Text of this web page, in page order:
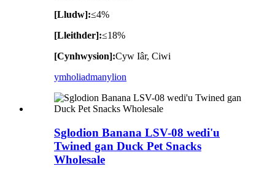
[Lludw]:≤4%
[Lleithder]:≤18%
[Cynhwysion]:Cyw Iâr, Ciwi
ymholiadmanylion
Sglodion Banana LSV-08 wedi'u
Twined gan Duck Pet Snacks
Wholesale